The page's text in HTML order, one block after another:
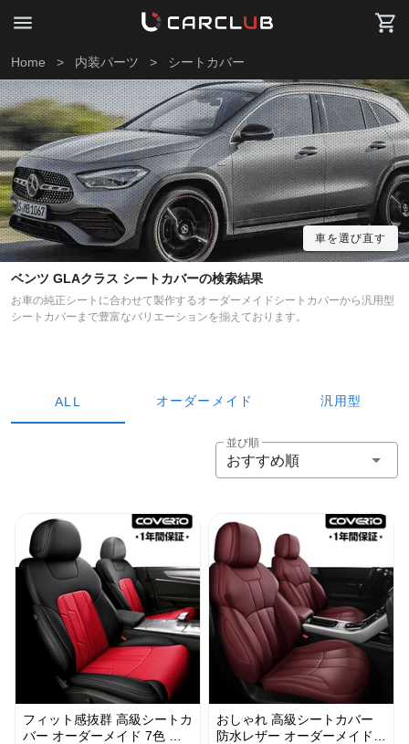
Home > 内装パーツ > シートカバー
車を選び直す
ベンツ GLAクラス シートカバーの検索結果
お車の純正シートに合わせて製作するオーダーメイドシートカバーから汎用型
シートカバーまで豊富なバリエーションを揃えております。
ALL オーダーメイド 汎用型
並び順
おすすめ順
フィット感抜群 高級シートカ
バー オーダーメイド 7色 防
おしゃれ 高級シートカバー
防水レザー オーダーメイド